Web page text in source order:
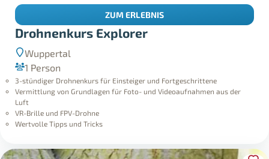
Drohnenkurs Explorer
Wuppertal
1 Person
3-stündiger Drohnenkurs für Einsteiger und Fortgeschrittene
Vermittlung von Grundlagen für Foto- und Videoaufnahmen aus der
Luft
VR-Brille und FPV-Drohne
Wertvolle Tipps und Tricks
ZUM ERLEBNIS